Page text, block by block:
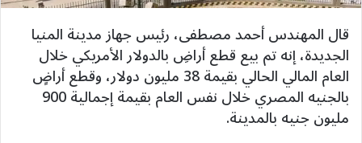
قال المهندس أحمد مصطفى، رئيس جهاز مدينة المنيا
الجديدة، إنه تم بيع قطع أراضِ بالدولار الأمريكي خلال
العام المالي الحالي بقيمة 38 مليون دولار، وقطع أراضٍ
بالجنيه المصري خلال نفس العام بقيمة إجمالية 900
مليون جنيه بالمدينة.